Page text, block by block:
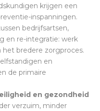
krijgen een
inspanningen.
bedrijfsartsen,
en re-integratie: werk
bredere zorgproces.
en
de primaire
en gezondheid
verzuim, minder